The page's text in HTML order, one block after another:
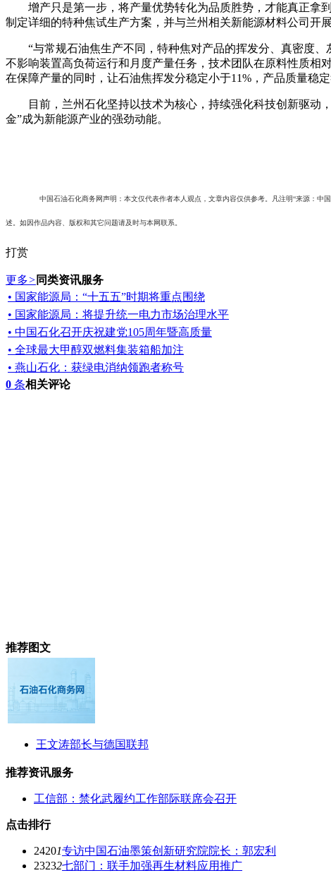
增产只是第一步，将产量优势转化为品质胜势，才能真正拿到
制定详细的特种焦试生产方案，并与兰州相关新能源材料公司开
“与常规石油焦生产不同，特种焦对产品的挥发分、真密度、
不影响装置高负荷运行和月度产量任务，技术团队在原料性质相
在保障产量的同时，让石油焦挥发分稳定小于11%，产品质量稳
目前，兰州石化坚持以技术为核心，持续强化科技创新驱动，
金”成为新能源产业的强劲动能。
中国石油石化商务网声明：本文仅代表作者本人观点，文章内容仅供参考。凡注明“来源：
述。如因作品内容、版权和其它问题请及时与本网联系。
打赏
更多> 同类资讯服务
• 国家能源局：“十五五”时期将重点围绕
• 国家能源局：将提升统一电力市场治理水平
• 中国石化召开庆祝建党105周年暨高质量
• 全球最大甲醇双燃料集装箱船加注
• 燕山石化：获绿电消纳领跑者称号
0 条相关评论
推荐图文
王文涛部长与德国联邦
推荐资讯服务
工信部：禁化武履约工作部际联席会召开
点击排行
24201专访中国石油墨策创新研究院院长：郭宏利
23232七部门：联手加强再生材料应用推广